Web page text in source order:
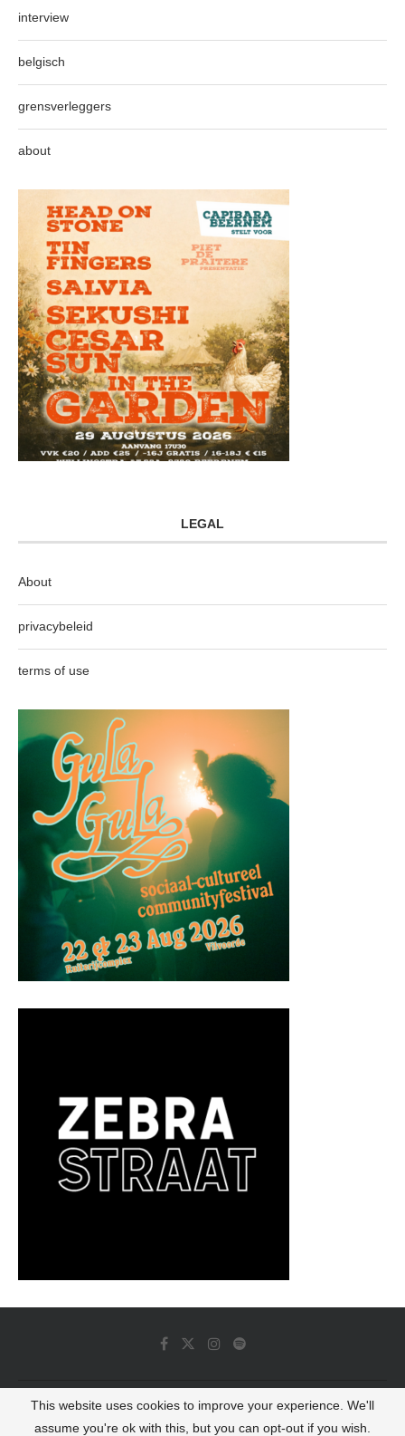
interview
belgisch
grensverleggers
about
LEGAL
About
privacybeleid
terms of use
© 2022 - Luminous Dash All Rights Reserved
This website uses cookies to improve your experience. We'll
assume you're ok with this, but you can opt-out if you wish.